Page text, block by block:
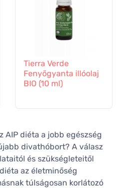
Tierra Verde
Fenyőgyanta illóolaj
BIO (10 ml)
AIP diéta a jobb egészség
divathóbort? A válasz
és szükségleteitől
az életminőség
túlságosan korlátozó